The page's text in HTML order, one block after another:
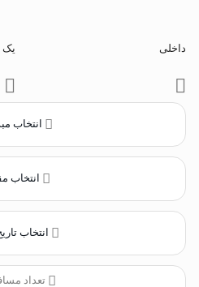
داخلی یک
انتخاب
انتخاب
تعداد